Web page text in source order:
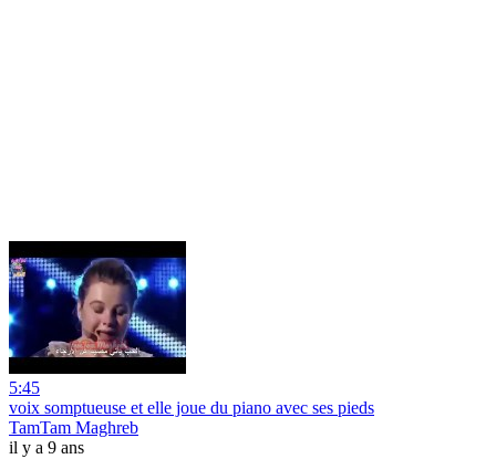
5:45
voix somptueuse et elle joue du piano avec ses pieds
TamTam Maghreb
il y a 9 ans